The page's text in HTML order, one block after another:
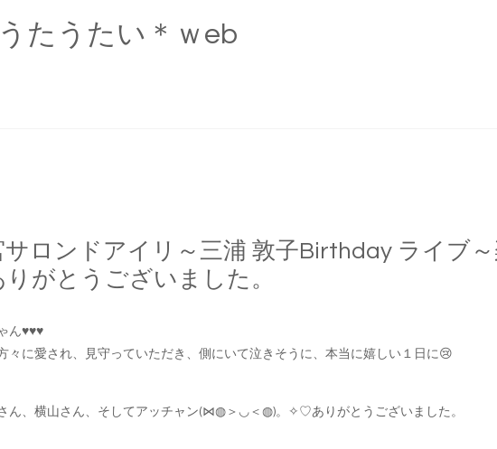
たうたい＊ｗeb
サロンドアイリ～三浦 敦子Birthday ライブ
りがとうございました。
ん♥♥♥
々に愛され、見守っていただき、側にいて泣きそうに、本当に嬉しい１日に😢
ん、横山さん、そしてアッチャン(⋈◍＞◡＜◍)。✧♡ありがとうございました。